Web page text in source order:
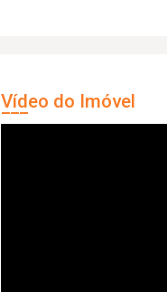
Vídeo do Imóvel